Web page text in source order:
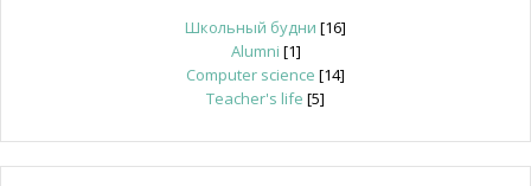
Школьный будни [16]
Alumni [1]
Computer science [14]
Teacher's life [5]